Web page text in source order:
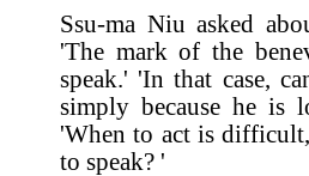
Ssu-ma Niu asked
'The mark of the
speak.' 'In that case,
simply because he is
'When to act is
to speak? '